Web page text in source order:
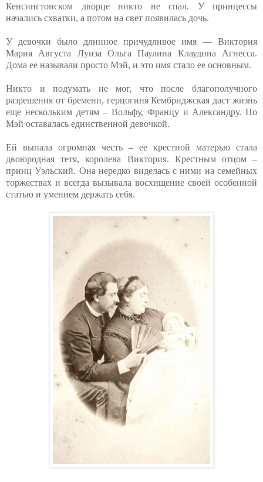
Кенсингтонском дворце никто не спал. У принцессы
начались схватки, а потом на свет появилась дочь.
У девочки было длинное причудливое имя — Виктория
Мария Августа Луиза Ольга Паулина Клаудина Агнесса.
Дома ее называли просто Мэй, и это имя стало ее основным.
Никто и подумать не мог, что после благополучного
разрешения от бремени, герцогиня Кембриджская даст жизнь
еще нескольким детям – Вольфу, Францу и Александру. Но
Мэй оставалась единственной девочкой.
Ей выпала огромная честь – ее крестной матерью стала
двоюродная тетя, королева Виктория. Крестным отцом –
принц Уэльский. Она нередко виделась с ними на семейных
торжествах и всегда вызывала восхищение своей особенной
статью и умением держать себя.